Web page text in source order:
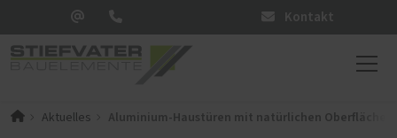
Kontakt
Aktuelles Aluminium-Haustüren mit natürlichen Oberflächen